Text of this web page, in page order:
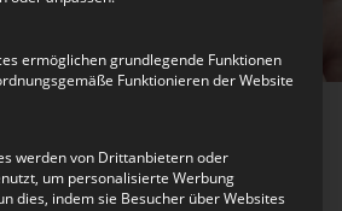
der Service-Gruppen, für die eine
ermöglichen grundlegende Funktionen
Funktionieren der Website
werden von Drittanbietern oder
um personalisierte Werbung
dies, indem sie Besucher über Websites